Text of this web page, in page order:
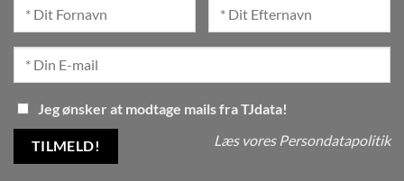
Jeg ønsker at modtage mails fra TJdata!
Læs vores Persondatapolitik